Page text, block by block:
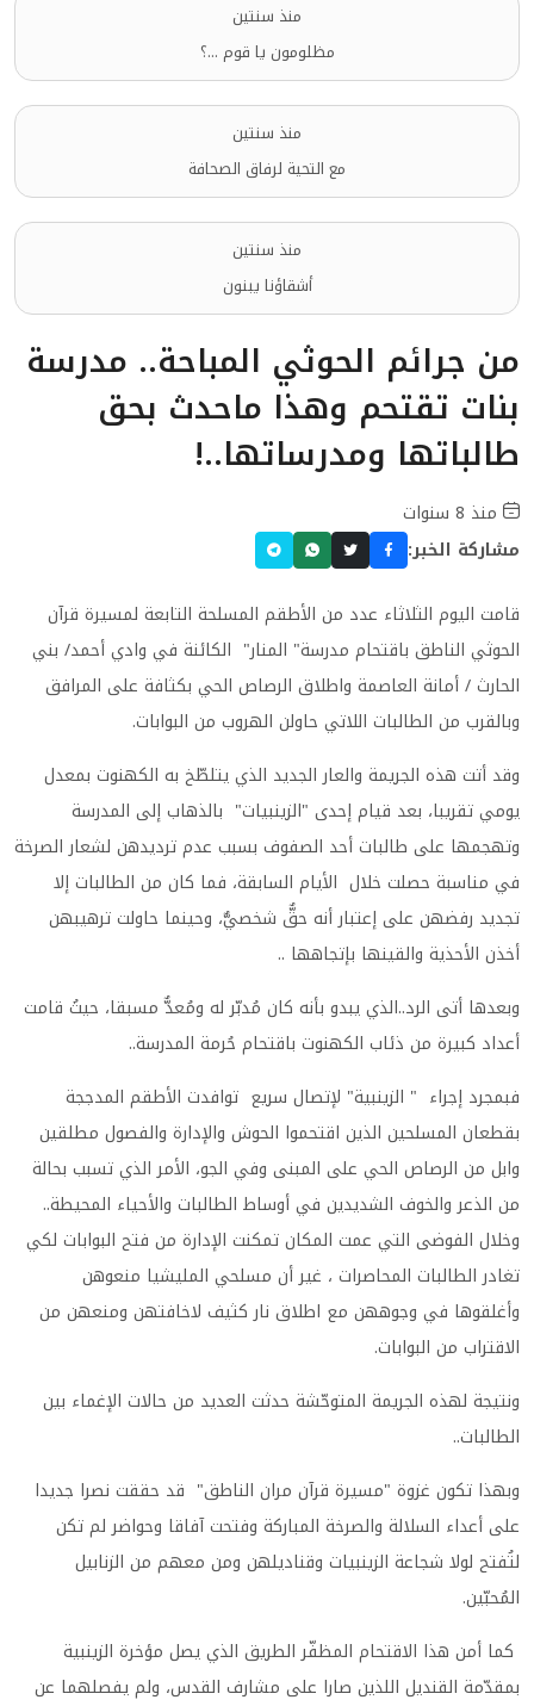
منذ سنتين
مظلومون يا قوم ...؟
منذ سنتين
مع التحية لرفاق الصحافة
منذ سنتين
أشقاؤنا يبنون
من جرائم الحوثي المباحة.. مدرسة
بنات تقتحم وهذا ماحدث بحق
طالباتها ومدرساتها..!
منذ 8 سنوات
مشاركة الخبر:
قامت اليوم الثلاثاء عدد من الأطقم المسلحة التابعة لمسيرة قرآن
الحوثي الناطق باقتحام مدرسة" المنار" الكائنة في وادي أحمد/ بني
الحارث / أمانة العاصمة واطلاق الرصاص الحي بكثافة على المرافق
وبالقرب من الطالبات اللاتي حاولن الهروب من البوابات.
وقد أتت هذه الجريمة والعار الجديد الذي يتلطّخ به الكهنوت بمعدل
يومي تقريبا، بعد قيام إحدى "الزينبيات" بالذهاب إلى المدرسة
وتهجمها على طالبات أحد الصفوف بسبب عدم ترديدهن لشعار الصرخة
في مناسبة حصلت خلال الأيام السابقة، فما كان من الطالبات إلا
تجديد رفضهن على إعتبار أنه حقٌّ شخصيٌّ، وحينما حاولت ترهيبهن
أخذن الأحذية والقينها بإتجاهها ..
وبعدها أتى الرد..الذي يبدو بأنه كان مُدبّر له ومُعدٌّ مسبقا، حيثُ قامت
أعداد كبيرة من ذئاب الكهنوت باقتحام حُرمة المدرسة..
فبمجرد إجراء " الزينبية" لإتصال سريع توافدت الأطقم المدججة
بقطعان المسلحين الذين اقتحموا الحوش والإدارة والفصول مطلقين
وابل من الرصاص الحي على المبنى وفي الجو، الأمر الذي تسبب بحالة
من الذعر والخوف الشديدين في أوساط الطالبات والأحياء المحيطة..
وخلال الفوضى التي عمت المكان تمكنت الإدارة من فتح البوابات لكي
تغادر الطالبات المحاصرات ، غير أن مسلحي المليشيا منعوهن
وأغلقوها في وجوههن مع اطلاق نار كثيف لاخافتهن ومنعهن من
الاقتراب من البوابات.
ونتيجة لهذه الجريمة المتوحّشة حدثت العديد من حالات الإغماء بين
الطالبات..
وبهذا تكون غزوة "مسيرة قرآن مران الناطق" قد حققت نصرا جديدا
على أعداء السلالة والصرخة المباركة وفتحت آفاقا وحواضر لم تكن
لتُفتح لولا شجاعة الزينبيات وقناديلهن ومن معهم من الزنابيل
المُحبّين.
كما أمن هذا الاقتحام المظفّر الطريق الذي يصل مؤخرة الزينبية
بمقدّمة القنديل اللذين صارا على مشارف القدس، ولم يفصلهما عن